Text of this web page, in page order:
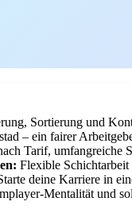
Sortierung und
– ein fairer
Tarif, umfangreiche
Flexible Schichtarbeit
deine Karriere in
Mentalität und